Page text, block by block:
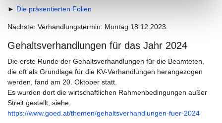
► Die präsentierten Folien
Nächster Verhandlungstermin: Montag 18.12.2023.
Gehaltsverhandlungen für das Jahr 2024
Die erste Runde der Gehaltsverhandlungen für die Beamteten,
die oft als Grundlage für die KV-Verhandlungen herangezogen
werden, fand am 20. Oktober statt.
Es wurden dort die wirtschaftlichen Rahmenbedingungen außer
Streit gestellt, siehe
https://www.goed.at/themen/gehaltsverhandlungen-fuer-2024